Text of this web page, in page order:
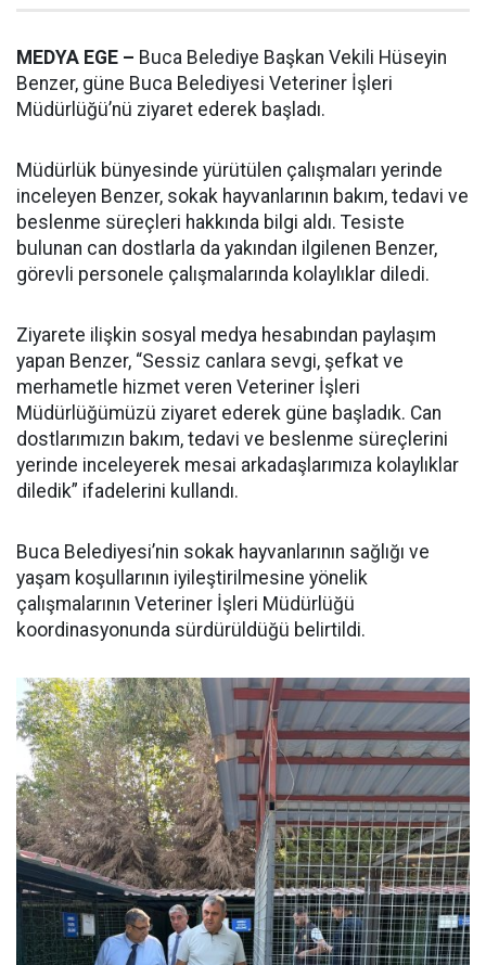
MEDYA EGE – Buca Belediye Başkan Vekili Hüseyin
Benzer, güne Buca Belediyesi Veteriner İşleri
Müdürlüğü’nü ziyaret ederek başladı.
Müdürlük bünyesinde yürütülen çalışmaları yerinde
inceleyen Benzer, sokak hayvanlarının bakım, tedavi ve
beslenme süreçleri hakkında bilgi aldı. Tesiste
bulunan can dostlarla da yakından ilgilenen Benzer,
görevli personele çalışmalarında kolaylıklar diledi.
Ziyarete ilişkin sosyal medya hesabından paylaşım
yapan Benzer, “Sessiz canlara sevgi, şefkat ve
merhametle hizmet veren Veteriner İşleri
Müdürlüğümüzü ziyaret ederek güne başladık. Can
dostlarımızın bakım, tedavi ve beslenme süreçlerini
yerinde inceleyerek mesai arkadaşlarımıza kolaylıklar
diledik” ifadelerini kullandı.
Buca Belediyesi’nin sokak hayvanlarının sağlığı ve
yaşam koşullarının iyileştirilmesine yönelik
çalışmalarının Veteriner İşleri Müdürlüğü
koordinasyonunda sürdürüldüğü belirtildi.